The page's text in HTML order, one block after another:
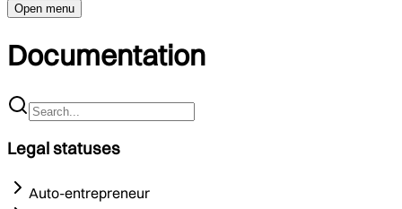
Open menu
Documentation
Legal statuses
Auto-entrepreneur